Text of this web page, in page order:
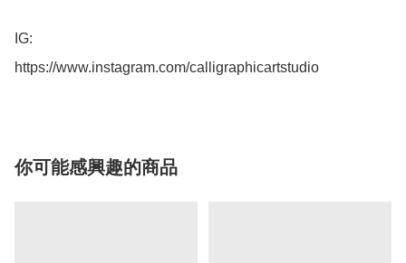
IG:
https://www.instagram.com/calligraphicartstudio
你可能感興趣的商品